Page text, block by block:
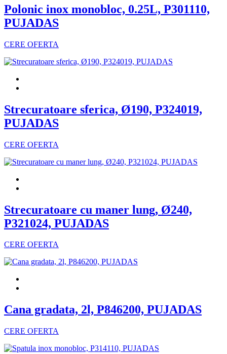
Polonic inox monobloc, 0.25L, P301110,
PUJADAS
CERE OFERTA
Strecuratoare sferica, Ø190, P324019,
PUJADAS
CERE OFERTA
Strecuratoare cu maner lung, Ø240,
P321024, PUJADAS
CERE OFERTA
Cana gradata, 2l, P846200, PUJADAS
CERE OFERTA